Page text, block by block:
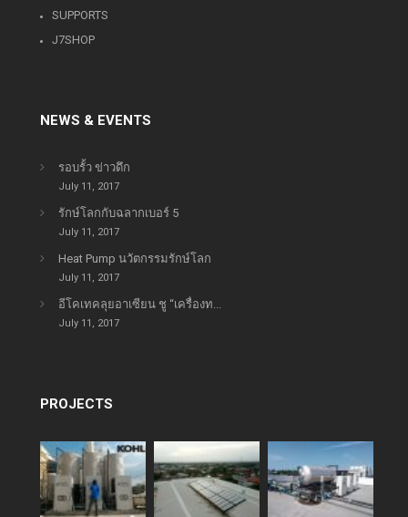
SUPPORTS
J7SHOP
NEWS & EVENTS
รอบรั้ว ข่าวดึก
July 11, 2017
รักษ์โลกกับฉลากเบอร์ 5
July 11, 2017
Heat Pump นวัตกรรมรักษ์โลก
July 11, 2017
อีโคเทคลุยอาเซียน ชู “เครื่องท...
July 11, 2017
PROJECTS